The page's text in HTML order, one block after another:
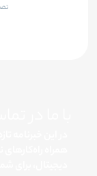
با ما در
در این خبرنامه
همراه
دیجیتال، برای